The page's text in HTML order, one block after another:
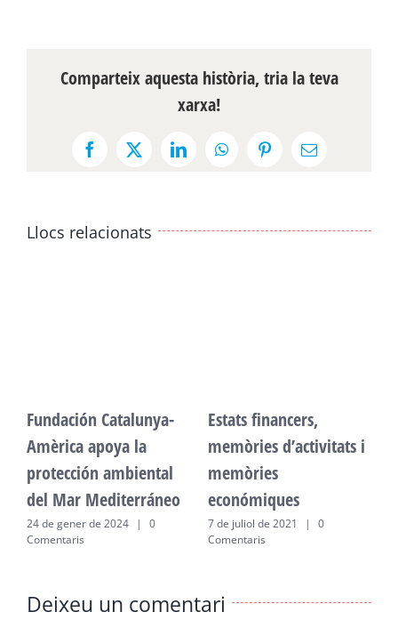
Comparteix aquesta història, tria la teva
xarxa!
Facebook
X LinkedInWhatsAppPinterestEmail:
Llocs relacionats
Fundación Catalunya-
Amèrica apoya la
protección ambiental
del Mar Mediterráneo
24 de gener de 2024 |
0
Comentaris
Estats financers,
memòries d’activitats i
memòries
económiques
7 de juliol de 2021 |
0
Comentaris
Deixeu un comentari